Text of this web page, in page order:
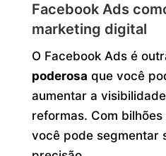
Facebook Ads
marketing digital
O Facebook Ads é
poderosa que você
aumentar a
reformas. Com
você pode segmentar